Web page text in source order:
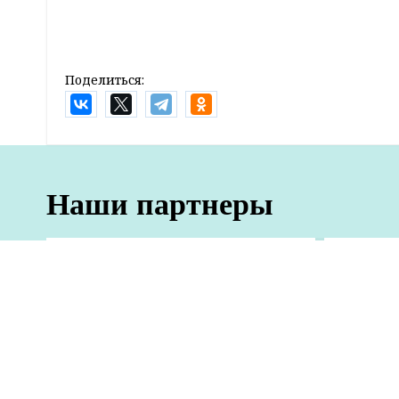
Генерал-майор Владимир Белый назначен
белорусского лидера.
До настоящего времени Владимир Белый